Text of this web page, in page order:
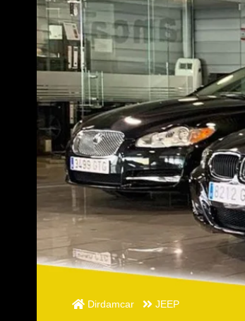
Dirdamcar JEEP